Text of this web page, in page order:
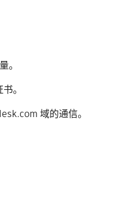
。
。
域的通信。